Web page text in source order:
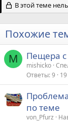
В этой теме
Похожие
M Пещера
mishicko
Ответы 9
по теме
von_Pfurz